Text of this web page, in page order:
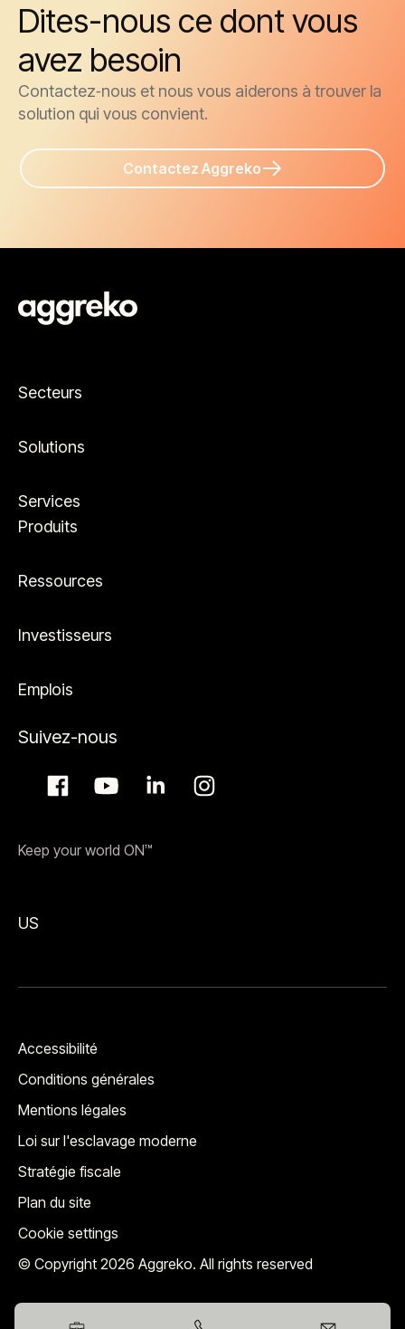
Dites-nous ce dont vous
avez besoin
Contactez‑nous et nous vous aiderons à trouver la
solution qui vous convient.
Contactez Aggreko
Secteurs
Solutions
Services
Produits
Ressources
Investisseurs
Emplois
Suivez-nous
Keep your world ON™
US
© Copyright 2026 Aggreko. All rights reserved
Accessibilité
Conditions générales
Mentions légales
Loi sur l'esclavage moderne
Stratégie fiscale
Plan du site
Cookie settings